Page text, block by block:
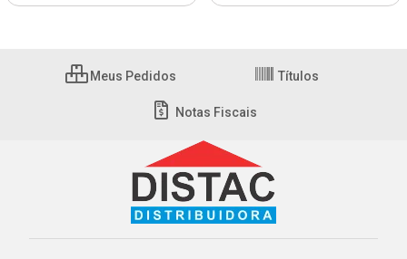
Meus Pedidos Títulos
Notas Fiscais